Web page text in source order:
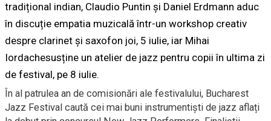
tradițional indian, Claudio Puntin și Daniel Erdmann aduc
în discuție empatia muzicală într-un workshop creativ
despre clarinet și saxofon joi, 5 iulie, iar Mihai
Iordachesusține un atelier de jazz pentru copii în ultima zi
de festival, pe 8 iulie.
În al patrulea an de comisionări ale festivalului, Bucharest
Jazz Festival caută cei mai buni instrumentiști de jazz aflați